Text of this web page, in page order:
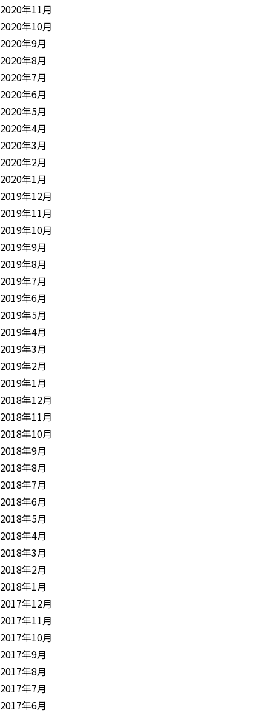
2020年11月
2020年10月
2020年9月
2020年8月
2020年7月
2020年6月
2020年5月
2020年4月
2020年3月
2020年2月
2020年1月
2019年12月
2019年11月
2019年10月
2019年9月
2019年8月
2019年7月
2019年6月
2019年5月
2019年4月
2019年3月
2019年2月
2019年1月
2018年12月
2018年11月
2018年10月
2018年9月
2018年8月
2018年7月
2018年6月
2018年5月
2018年4月
2018年3月
2018年2月
2018年1月
2017年12月
2017年11月
2017年10月
2017年9月
2017年8月
2017年7月
2017年6月